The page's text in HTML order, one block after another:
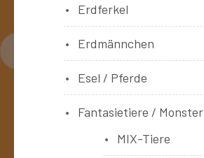
Erdferkel
Erdmännchen
Esel / Pferde
Fantasietiere / Monster
MIX-Tiere